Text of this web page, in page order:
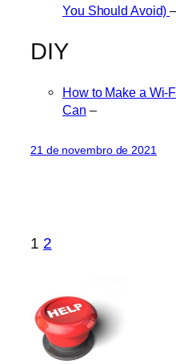
You Should Avoid)–
DIY
How to Make a Wi-
Can –
21 de novembro de 2021
1 2